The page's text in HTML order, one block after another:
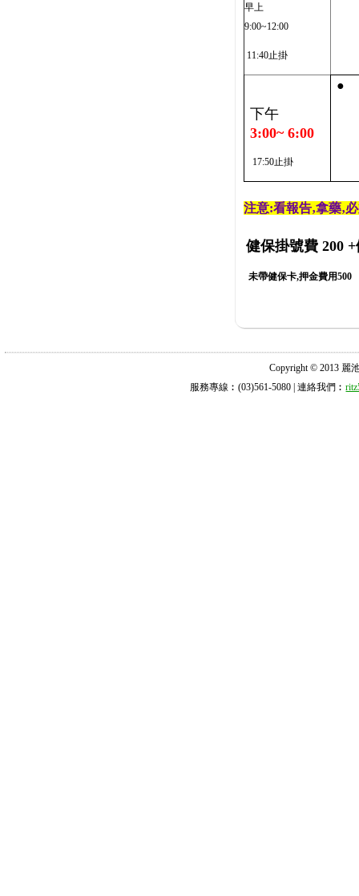
早上
9:00~12:00
11:40止掛
下午
3:00~ 6:00
17:50止掛
●
注意:看報告‚拿藥‚
健保掛號費 200 +
未帶健保卡,押金費用500
Copyright © 2013 麗
服務專線︰(03)561-5080 | 連絡我們︰